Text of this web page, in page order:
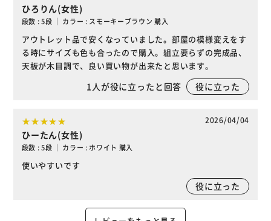
ひろりん(女性)
段数 : 5段 ｜ カラー : スモーキーブラウン 購入
アウトレット品で安くなっていました。部屋の模様変えをす
る時にサイズも色も合ったので購入。組立要らずの完成品、
天板が木目調で、良い買い物が出来たと思います。
1人が役に立ったと回答 役に立った
2026/04/04
ひーたん(女性)
段数 : 5段 ｜ カラー : ホワイト 購入
使いやすいです
役に立った